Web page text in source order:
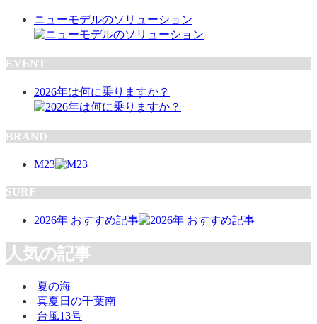
ニューモデルのソリューション
EVENT
2026年は何に乗りますか？
BRAND
M23
SURF
2026年 おすすめ記事
人気の記事
夏の海
真夏日の千葉南
台風13号